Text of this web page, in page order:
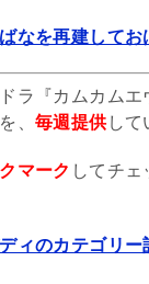
なを再建して
ラ『カムカムエ
、 毎週提供して
マーク してチ
ィのカテゴリー